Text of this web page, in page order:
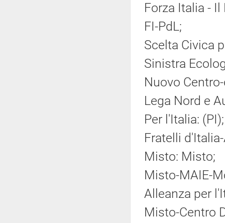
Forza Italia -
FI-PdL;
Scelta Civica
Sinistra
Nuovo
Lega Nord e
Per l'Italia: (PI);
Fratelli
Misto: Misto;
Misto-MAIE-
Alleanza per
Misto-Centro